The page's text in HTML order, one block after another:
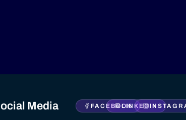
Media FACEBOOKLINKEDIN